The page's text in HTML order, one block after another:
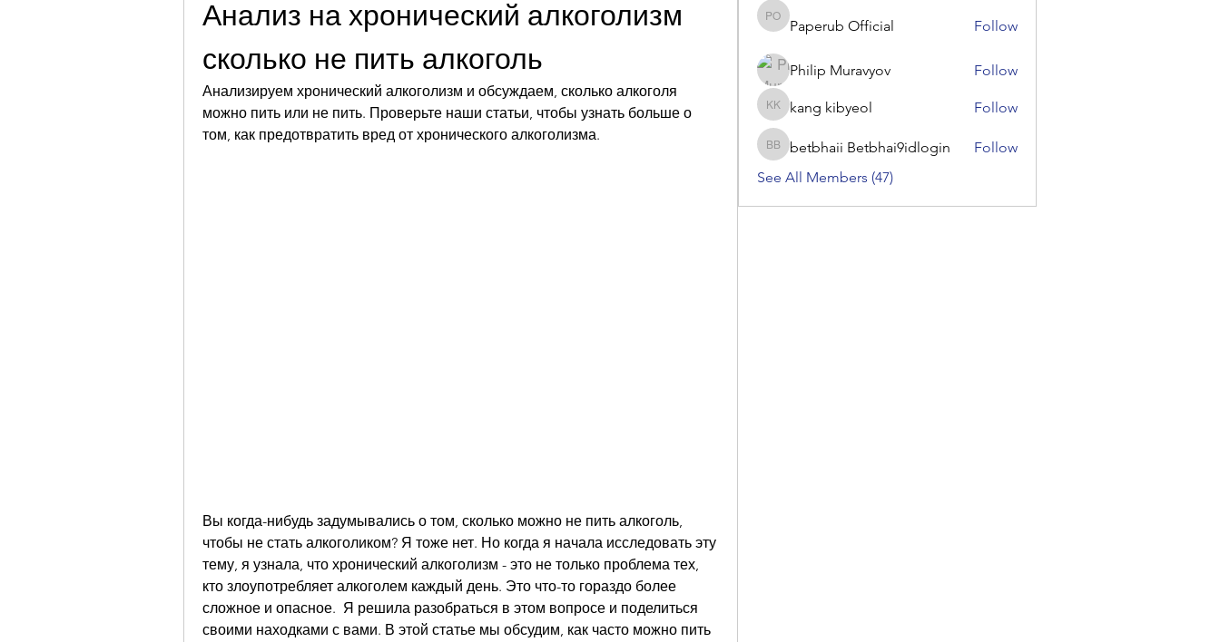
Анализ на хронический алкоголизм
сколько не пить алкоголь
Анализируем хронический алкоголизм и обсуждаем, сколько алкоголя
можно пить или не пить. Проверьте наши статьи, чтобы узнать больше о
том, как предотвратить вред от хронического алкоголизма.
Вы когда-нибудь задумывались о том, сколько можно не пить алкоголь,
чтобы не стать алкоголиком? Я тоже нет. Но когда я начала исследовать эту
тему, я узнала, что хронический алкоголизм - это не только проблема тех,
кто злоупотребляет алкоголем каждый день. Это что-то гораздо более
сложное и опасное.  Я решила разобраться в этом вопросе и поделиться
своими находками с вами. В этой статье мы обсудим, как часто можно пить
Paperub Official
Paperub Official Follow
Philip Muravyov Follow
kang kibyeol
kang kibyeol Follow
betbhaii Betbhai9idlogin
betbhaii Betbhai9idlogin
Follow
See All Members (47)